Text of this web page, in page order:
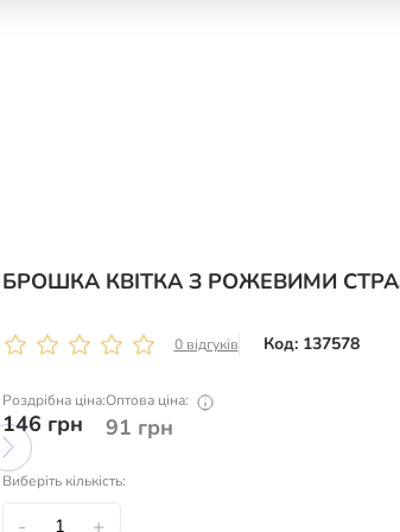
БРОШКА КВІТКА З РОЖЕВИМИ
0 відгуків Код: 137578
Роздрібна ціна:
146 грн
Оптова ціна:
91 грн
Виберіть кількість:
- +